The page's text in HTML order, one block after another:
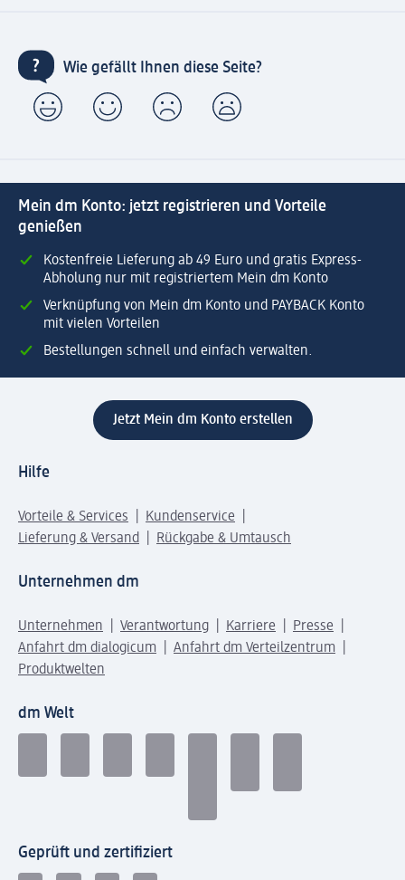
Wie gefällt Ihnen diese Seite?
Mein dm Konto: jetzt registrieren und Vorteile
genießen
Kostenfreie Lieferung ab 49 Euro und gratis Express-
Abholung nur mit registriertem Mein dm Konto
Verknüpfung von Mein dm Konto und PAYBACK Konto
mit vielen Vorteilen
Bestellungen schnell und einfach verwalten.
Jetzt Mein dm Konto erstellen
Hilfe
Vorteile & Services
Kundenservice
Lieferung & Versand
Rückgabe & Umtausch
Unternehmen dm
Unternehmen Verantwortung Karriere
Presse
Anfahrt dm dialogicum
Anfahrt dm Verteilzentrum
Produktwelten
dm Welt
Geprüft und zertifiziert